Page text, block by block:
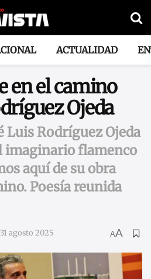
ACTUALIDAD
en el camino
Ojeda
Luis Rodríguez Ojeda
imaginario flamenco
aquí de su obra
Poesía reunida
31 agosto 2025 AA